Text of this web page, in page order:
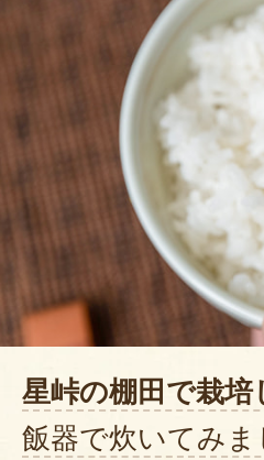
星峠の棚田で栽
飯器で炊いてみ